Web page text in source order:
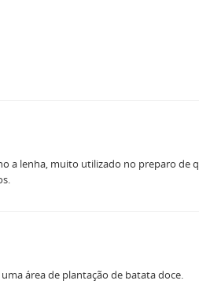
a lenha, muito utilizado no preparo de
área de plantação de batata doce.